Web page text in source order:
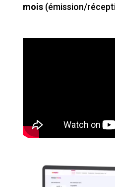
mois(émission/